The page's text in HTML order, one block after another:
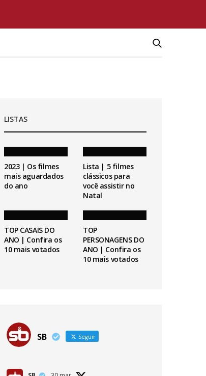
LISTAS
2023 | Os filmes
mais aguardados
do ano
Lista | 5 filmes
clássicos para
você assistir no
Natal
TOP CASAIS DO
ANO | Confira os
10 mais votados
TOP
PERSONAGENS DO
ANO | Confira os
10 mais votados
SB Seguir